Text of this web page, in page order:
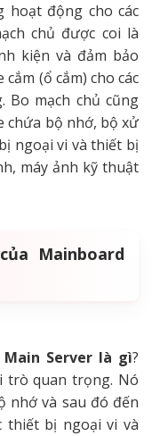
hoạt động cho các
chủ được coi là
kiện và đảm bảo
cắm (ổ cắm) cho các
Bo mạch chủ cũng
chứa bộ nhớ, bộ xử
ngoại vi và thiết bị
máy ảnh kỹ thuật
Mainboard
Main Server là gì?
trò quan trọng. Nó
nhớ và sau đó đến
thiết bị ngoại vi và